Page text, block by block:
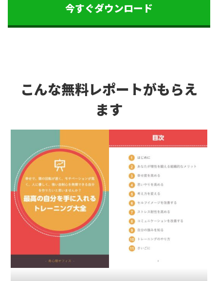
今すぐダウンロード
こんな無料レポートがもらえ
ます